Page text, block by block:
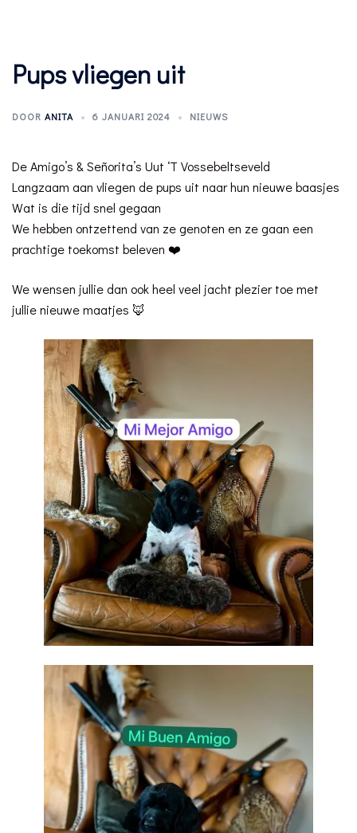
Pups vliegen uit
DOOR ANITA 6 JANUARI 2024 NIEUWS
De Amigo’s & Señorita’s Uut ‘T Vossebeltseveld
Langzaam aan vliegen de pups uit naar hun nieuwe baasjes
Wat is die tijd snel gegaan
We hebben ontzettend van ze genoten en ze gaan een
prachtige toekomst beleven ❤️
We wensen jullie dan ook heel veel jacht plezier toe met
jullie nieuwe maatjes 🦊